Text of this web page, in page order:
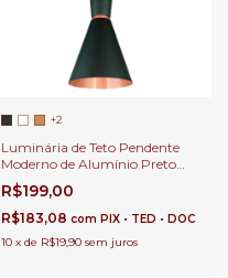
+2
Luminária de Teto Pendente
Moderno de Alumínio Preto
com Cobre Para Salas Lavabos
Balcão e Cabeceira de Cama.
R$199,00
R$183,08 com PIX • TED • DOC
10 x de R$19,90 sem juros